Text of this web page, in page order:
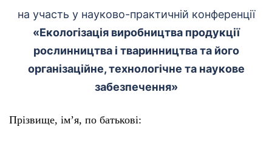
на участь у науково-практичній конференції
«Екологізація виробництва продукції
рослинництва і тваринництва та його
організаційне, технологічне та наукове
забезпечення»
Прізвище, ім’я, по батькові: